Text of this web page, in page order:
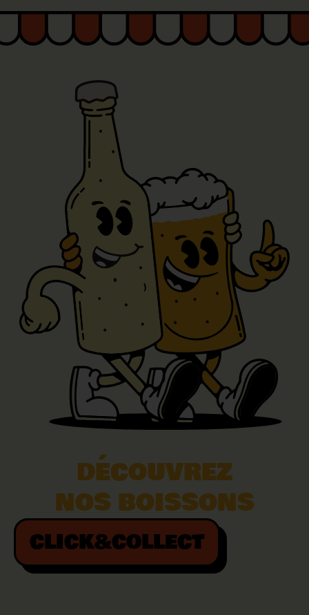
DÉCOUVREZ
NOS BOISSONS
CLICK&COLLECT